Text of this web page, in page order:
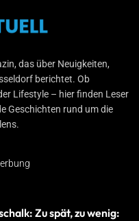
das über Neuigkeiten,
berichtet. Ob
Lifestyle – hier finden Leser
Geschichten rund um die
Zu spät, zu wenig: